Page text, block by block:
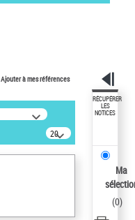
Ajouter à mes références
20
résultats/page
RÉCUPÉRER
LES
NOTICES
Ma
(0)